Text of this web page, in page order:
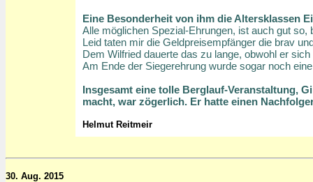
Eine Besonderheit von ihm die Altersklassen
Alle möglichen Spezial-Ehrungen, ist auch gut
Leid taten mir die Geldpreisempfänger die brav
Dem Wilfried dauerte das zu lange, obwohl er
Am Ende der Siegerehrung wurde sogar noch
Insgesamt eine tolle Berglauf-Veranstaltung,
macht, war zögerlich. Er hatte einen
Helmut Reitmeir
30. Aug. 2015